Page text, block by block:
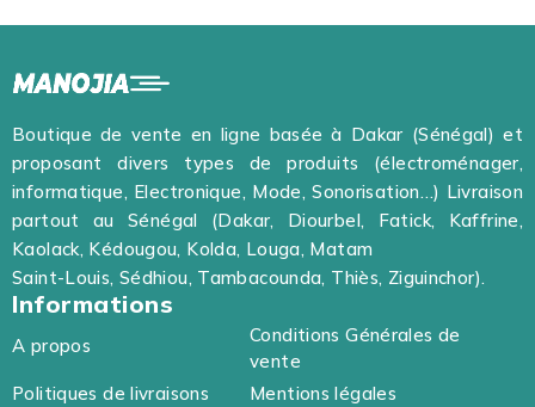
Boutique de vente en ligne basée à Dakar (Sénégal) et
proposant divers types de produits (électroménager,
informatique, Electronique, Mode, Sonorisation…) Livraison
partout au Sénégal (Dakar, Diourbel, Fatick, Kaffrine,
Kaolack, Kédougou, Kolda, Louga, Matam
Saint-Louis, Sédhiou, Tambacounda, Thiès, Ziguinchor).
Informations
A propos
Conditions Générales de
vente
Politiques de livraisons
Mentions légales